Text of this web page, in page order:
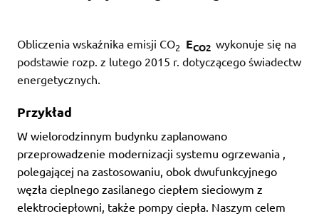
Obliczenia wskaźnika emisji CO2 ECO2 wykonuje się na
podstawie rozp. z lutego 2015 r. dotyczącego świadectw
energetycznych.
Przykład
W wielorodzinnym budynku zaplanowano
przeprowadzenie modernizacji systemu ogrzewania ,
polegającej na zastosowaniu, obok dwufunkcyjnego
węzła cieplnego zasilanego ciepłem sieciowym z
elektrociepłowni, także pompy ciepła. Naszym celem